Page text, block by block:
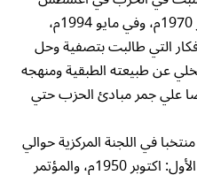
1964م، وفي سبتمبر 1970م، وفي مايو 1994م،
التي طالبت بتصفية وحل
عن طبيعته الطبقية ومنهجه
علي جمر مبادئ الحزب حتي
في اللجنة المركزية حوالي
60 عاما منذ المؤتمر الأول: اكتوبر 1950م، والمؤتمر